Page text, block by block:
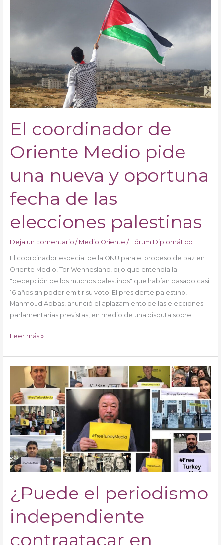
El coordinador de
Oriente Medio pide
una nueva y oportuna
fecha de las
elecciones palestinas
Deja un comentario / Medio Oriente / Fórum Diplomático
El coordinador especial de la ONU para el proceso de paz en
Oriente Medio, Tor Wennesland, dijo que entendía la
"decepción de los muchos palestinos" que habían pasado casi
16 años sin poder emitir su voto. El presidente palestino,
Mahmoud Abbas, anunció el aplazamiento de las elecciones
parlamentarias previstas, en medio de una disputa sobre
pide
una
nueva
y
oportuna
de
elecciones
Leer más »
¿Puede el periodismo
independiente
contraatacar en
¿Puede
periodismo
independiente
contraatacar
en
Turquía?